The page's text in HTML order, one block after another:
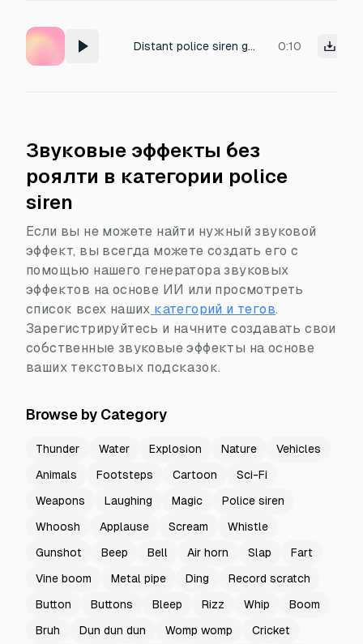
Distant police siren getting closer. 0:10
Звуковые эффекты без
роялти в категории police
siren
Если вы не можете найти нужный звуковой
эффект, вы всегда можете создать его с
помощью нашего генератора звуковых
эффектов на основе ИИ или просмотреть
список всех наших категорий и тегов.
Зарегистрируйтесь и начните создавать свои
собственные звуковые эффекты на основе
ваших текстовых подсказок.
Browse by Category
Thunder Water Explosion Nature
Vehicles
Animals
Footsteps Cartoon
Sci-Fi
Weapons
Laughing Magic
Police siren
Whoosh
Applause Scream
Whistle
Gunshot
Beep Bell Air horn Slap
Fart
Vine boom
Metal pipe Ding
Record scratch
Button
Buttons Bleep Rizz Whip
Boom
Bruh
Dun dun dun Womp womp
Cricket